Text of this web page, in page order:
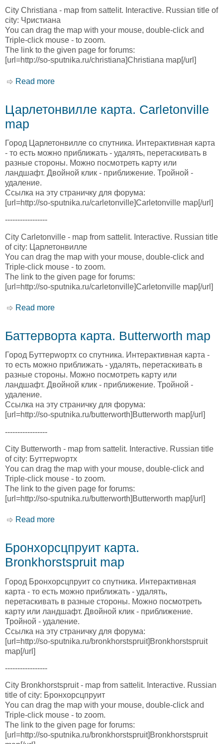
City Christiana - map from sattelit. Interactive. Russian title of
city: Чристиана
You can drag the map with your mouse, double-click and
Triple-click mouse - to zoom.
The link to the given page for forums:
[url=http://so-sputnika.ru/christiana]Christiana map[/url]
Read more
Царлетонвилле карта. Carletonville
map
Город Царлетонвилле со спутника. Интерактивная карта
- то есть можно приближать - удалять, перетаскивать в
разные стороны. Можно посмотреть карту или
ландшафт. Двойной клик - приближение. Тройной -
удаление.
Ссылка на эту страничку для форума:
[url=http://so-sputnika.ru/carletonville]Carletonville map[/url]
-----------------
City Carletonville - map from sattelit. Interactive. Russian title
of city: Царлетонвилле
You can drag the map with your mouse, double-click and
Triple-click mouse - to zoom.
The link to the given page for forums:
[url=http://so-sputnika.ru/carletonville]Carletonville map[/url]
Read more
Баттерворта карта. Butterworth map
Город Буттерwортх со спутника. Интерактивная карта -
то есть можно приближать - удалять, перетаскивать в
разные стороны. Можно посмотреть карту или
ландшафт. Двойной клик - приближение. Тройной -
удаление.
Ссылка на эту страничку для форума:
[url=http://so-sputnika.ru/butterworth]Butterworth map[/url]
-----------------
City Butterworth - map from sattelit. Interactive. Russian title
of city: Буттерwортх
You can drag the map with your mouse, double-click and
Triple-click mouse - to zoom.
The link to the given page for forums:
[url=http://so-sputnika.ru/butterworth]Butterworth map[/url]
Read more
Бронхорсцпруит карта.
Bronkhorstspruit map
Город Бронхорсцпруит со спутника. Интерактивная
карта - то есть можно приближать - удалять,
перетаскивать в разные стороны. Можно посмотреть
карту или ландшафт. Двойной клик - приближение.
Тройной - удаление.
Ссылка на эту страничку для форума:
[url=http://so-sputnika.ru/bronkhorstspruit]Bronkhorstspruit
map[/url]
-----------------
City Bronkhorstspruit - map from sattelit. Interactive. Russian
title of city: Бронхорсцпруит
You can drag the map with your mouse, double-click and
Triple-click mouse - to zoom.
The link to the given page for forums:
[url=http://so-sputnika.ru/bronkhorstspruit]Bronkhorstspruit